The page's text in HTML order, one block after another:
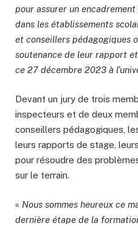
pour assurer un
dans les établissements
et conseillers pédagogiques
soutenance de leur rapport
ce 27 décembre 2023 à
Devant un jury de trois
inspecteurs et de deux
conseillers pédagogiques,
leurs rapports de stage,
pour résoudre des
sur le terrain.
« Nous sommes heureux ce
dernière étape de la